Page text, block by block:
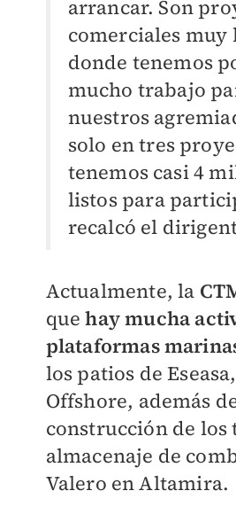
arrancar. Son
comerciales muy
donde tenemos
mucho trabajo
nuestros
solo en tres
tenemos casi 4
listos para
recalcó el
Actualmente, la
quehay mucha
plataformas
los patios de
Offshore, además
construcción de los
almacenaje de
Valero en Altamira.